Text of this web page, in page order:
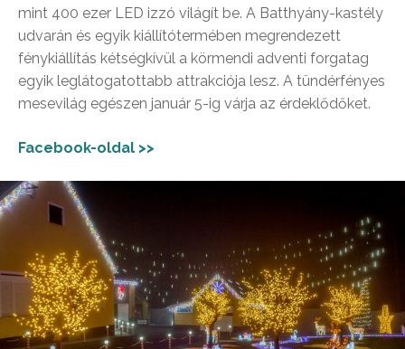
mint 400 ezer LED izzó világít be. A Batthyány-kastély
udvarán és egyik kiállítótermében megrendezett
fénykiállítás kétségkívül a körmendi adventi forgatag
egyik leglátogatottabb attrakciója lesz. A tündérfényes
mesevilág egészen január 5-ig várja az érdeklődőket.
Facebook-oldal >>